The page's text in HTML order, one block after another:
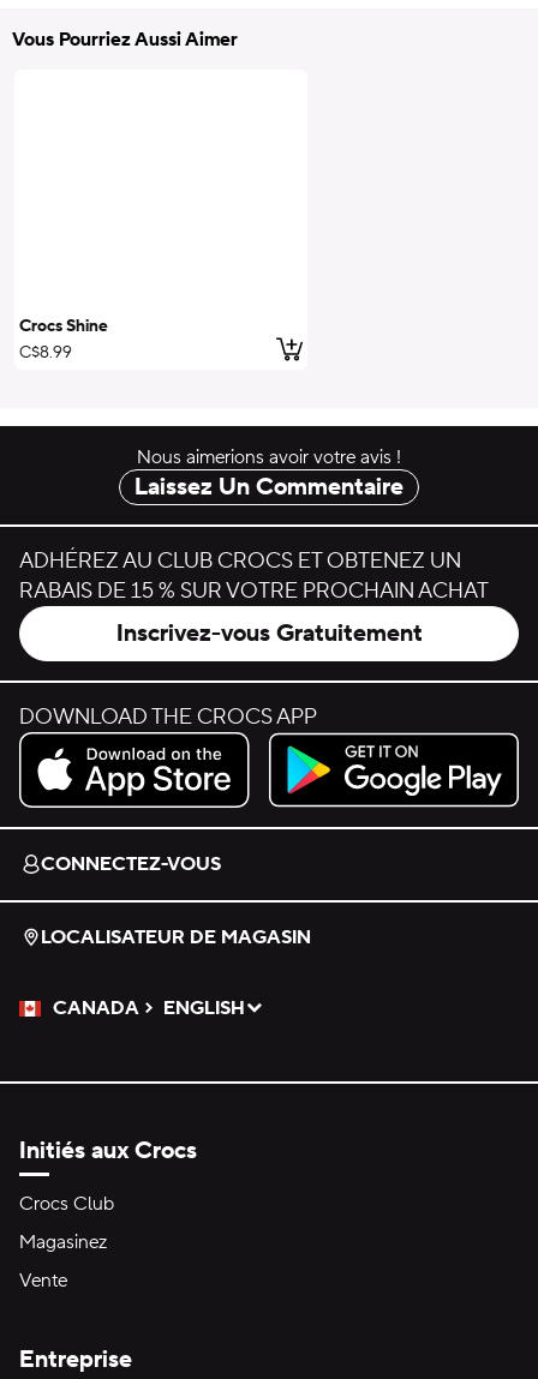
Vous Pourriez Aussi Aimer
Crocs Shine
C$8.99
ajouter au panier
Nous aimerions avoir votre avis !
Laissez Un Commentaire
ADHÉREZ AU CLUB CROCS ET OBTENEZ UN
RABAIS DE 15 % SUR VOTRE PROCHAIN ACHAT
Inscrivez-vous Gratuitement
DOWNLOAD THE CROCS APP
Download on the App Store.
Get it on Google Play.
CONNECTEZ-VOUS
LOCALISATEUR DE MAGASIN
CANADA
Veuillez sélectionner une langue
ENGLISH
Sélectionné
Initiés aux Crocs
Crocs Club
Magasinez
Vente
Entreprise